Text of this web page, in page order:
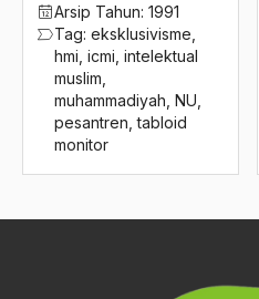
Arsip Tahun: 1991
Tag: eksklusivisme
hmi icmi intelektual
muslim
muhammadiyah NU
pesantren ,tabloid
monitor
J.Narto
Jackie Charlton
Jacques Lacan
Jaka Tingkir